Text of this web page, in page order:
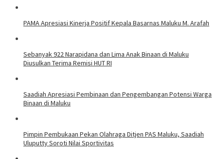
PAMA Apresiasi Kinerja Positif Kepala Basarnas Maluku M. Arafah
Sebanyak 922 Narapidana dan Lima Anak Binaan di Maluku
Diusulkan Terima Remisi HUT RI
Saadiah Apresiasi Pembinaan dan Pengembangan Potensi Warga
Binaan di Maluku
Pimpin Pembukaan Pekan Olahraga Ditjen PAS Maluku, Saadiah
Uluputty Soroti Nilai Sportivitas